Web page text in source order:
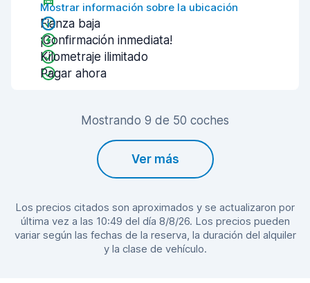
Mostrar información sobre la ubicación
Fianza baja
¡Confirmación inmediata!
Kilometraje ilimitado
Pagar ahora
Mostrando 9 de 50 coches
Ver más
Los precios citados son aproximados y se actualizaron por
última vez a las 10:49 del día 8/8/26. Los precios pueden
variar según las fechas de la reserva, la duración del alquiler
y la clase de vehículo.